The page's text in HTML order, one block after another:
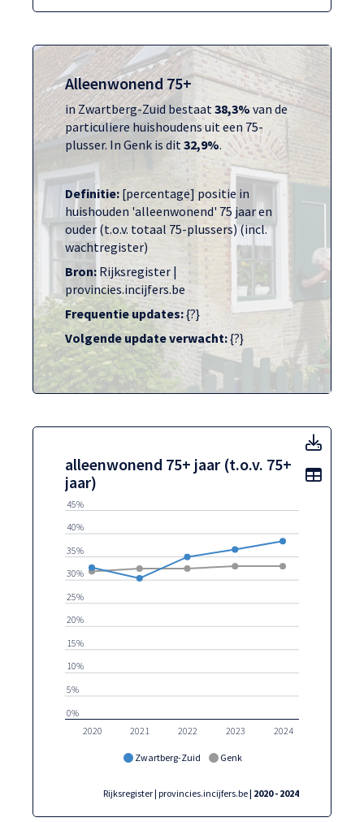
Alleenwonend 75+
in Zwartberg-Zuid bestaat 38,3% van de
particuliere huishoudens uit een 75-
plusser. In Genk is dit 32,9%.
Definitie: [percentage] positie in
huishouden 'alleenwonend' 75 jaar en
ouder (t.o.v. totaal 75-plussers) (incl.
wachtregister)
Bron: Rijksregister |
provincies.incijfers.be
Frequentie updates:{?}
Volgende update verwacht:{?}
alleenwonend 75+ jaar (t.o.v. 75+
jaar)
Zwartberg-Zuid Genk
2020 2021 2022 2023 2024
0%
5%
10%
15%
20%
25%
30%
35%
40%
45%
Rijksregister | provincies.incijfers.be| 2020 - 2024
Toon